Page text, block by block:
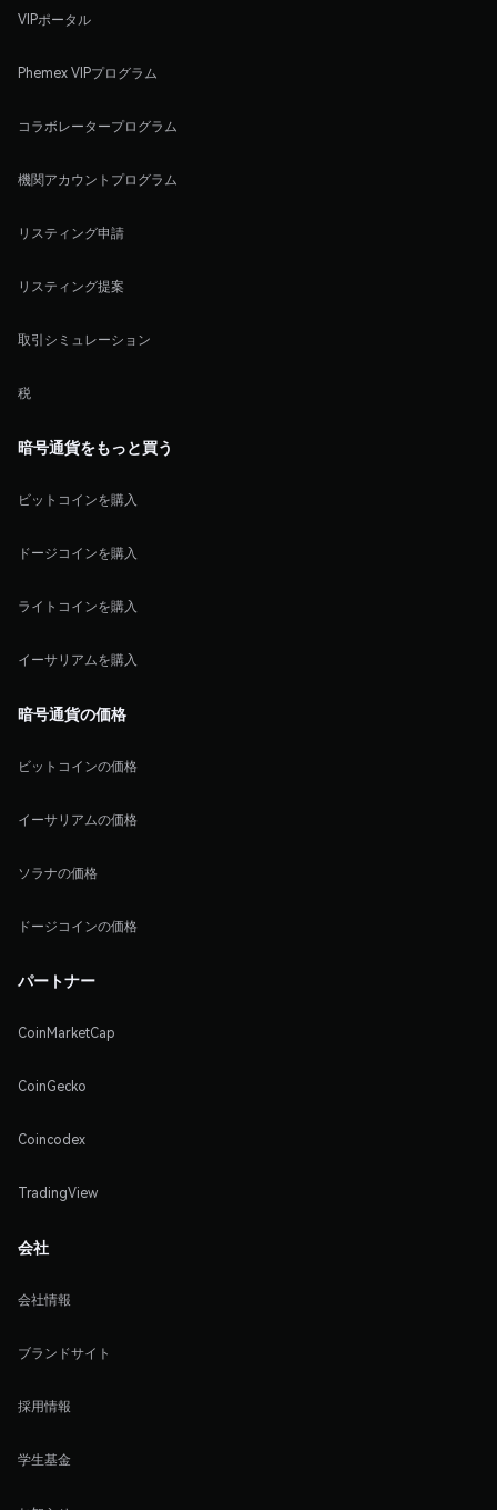
VIPポータル
Phemex VIPプログラム
コラボレータープログラム
機関アカウントプログラム
リスティング申請
リスティング提案
取引シミュレーション
税
暗号通貨をもっと買う
ビットコインを購入
ドージコインを購入
ライトコインを購入
イーサリアムを購入
暗号通貨の価格
ビットコインの価格
イーサリアムの価格
ソラナの価格
ドージコインの価格
パートナー
CoinMarketCap
CoinGecko
Coincodex
TradingView
会社
会社情報
ブランドサイト
採用情報
学生基金